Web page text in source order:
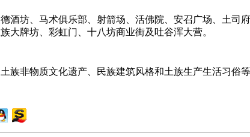
坊、马术俱乐部、射箭场、活佛院、安召广场、土司
大牌坊、彩虹门、十八坊商业街及吐谷浑大营。
非物质文化遗产、民族建筑风格和土族生产生活习俗